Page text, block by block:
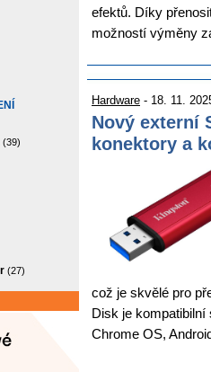
(39)
(27)
efektů. Díky
možností výměny
Hardware - 18. 11.
Nový externí
konektory a
což je skvělé pro
Disk je
Chrome OS,